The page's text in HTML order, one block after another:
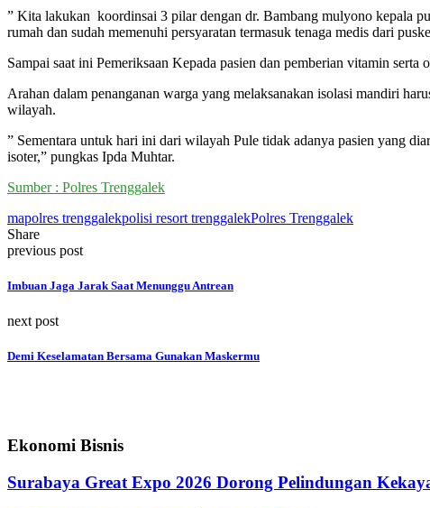
” Kita lakukan koordinsai 3 pilar dengan dr. Bambang mulyono kepala
rumah dan sudah memenuhi persyaratan termasuk tenaga medis dari
Sampai saat ini Pemeriksaan Kepada pasien dan pemberian vitamin
Arahan dalam penanganan warga yang melaksanakan isolasi mandiri
wilayah.
” Sementara untuk hari ini dari wilayah Pule tidak adanya pasien yang
isoter,” pungkas Ipda Muhtar.
Sumber : Polres Trenggalek
mapolres trenggalekpolisi resort trenggalekPolres Trenggalek
Share
previous post
Imbuan Jaga Jarak Saat Menunggu Antrean
next post
Demi Keselamatan Bersama Gunakan Maskermu
Ekonomi Bisnis
Surabaya Great Expo 2026 Dorong Pelindungan